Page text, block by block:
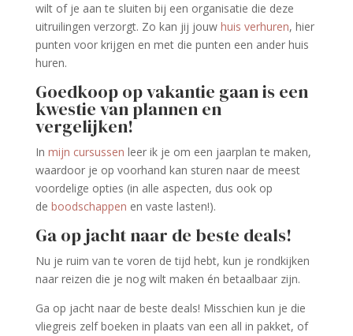
wilt of je aan te sluiten bij een organisatie die deze
uitruilingen verzorgt. Zo kan jij jouw huis verhuren, hier
punten voor krijgen en met die punten een ander huis
huren.
Goedkoop op vakantie gaan is een
kwestie van plannen en
vergelijken!
In mijn cursussen leer ik je om een jaarplan te maken,
waardoor je op voorhand kan sturen naar de meest
voordelige opties (in alle aspecten, dus ook op
de boodschappen en vaste lasten!).
Ga op jacht naar de beste deals!
Nu je ruim van te voren de tijd hebt, kun je rondkijken
naar reizen die je nog wilt maken én betaalbaar zijn.
Ga op jacht naar de beste deals! Misschien kun je die
vliegreis zelf boeken in plaats van een all in pakket, of